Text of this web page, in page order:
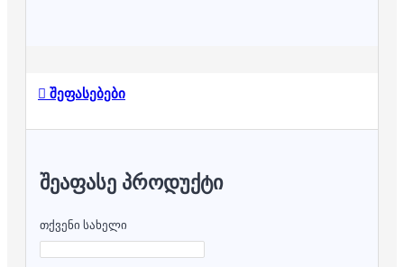
შეფასებები
ᲨᲔᲐᲤᲐᲡᲔ ᲞᲠᲝᲓᲣᲥᲢᲘ
თქვენი სახელი